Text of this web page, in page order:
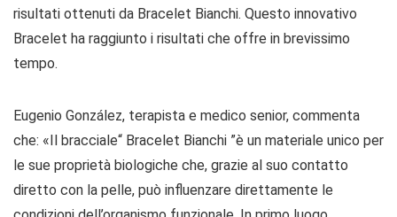
risultati ottenuti da Bracelet Bianchi. Questo innovativo
Bracelet ha raggiunto i risultati che offre in brevissimo
tempo.
Eugenio González, terapista e medico senior, commenta
che: «Il bracciale“ Bracelet Bianchi ”è un materiale unico per
le sue proprietà biologiche che, grazie al suo contatto
diretto con la pelle, può influenzare direttamente le